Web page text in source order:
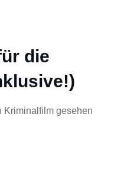
die
Kriminalfilm gesehen